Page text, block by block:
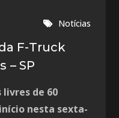
Notícias
F-Truck
– SP
livres de 60
nesta sexta-